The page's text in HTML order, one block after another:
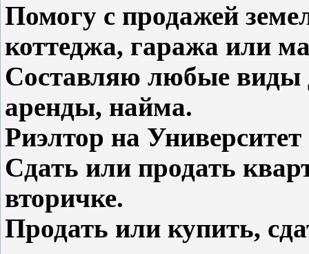
Помогу с продажей
коттеджа, гаража или
Составляю любые виды
аренды, найма.
Риэлтор на
Сдать или продать
вторичке.
Продать или купить,